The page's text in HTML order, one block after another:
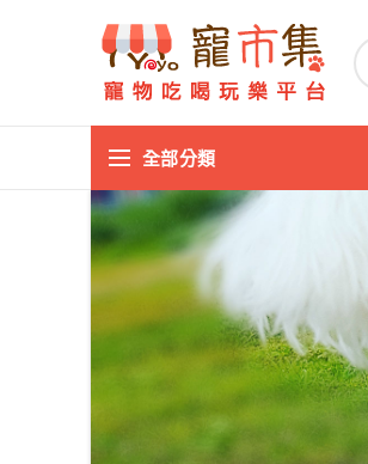
全部分類